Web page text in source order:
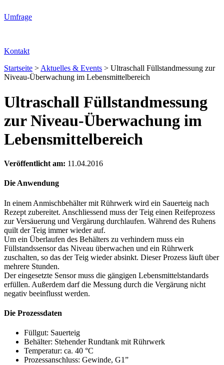
Umfrage
Kontakt
Startseite > Aktuelles & Events > Ultraschall Füllstandmessung zur
Niveau-Überwachung im Lebensmittelbereich
Ultraschall Füllstandmessung
zur Niveau-Überwachung im
Lebensmittelbereich
Veröffentlicht am: 11.04.2016
Die Anwendung
In einem Anmischbehälter mit Rührwerk wird ein Sauerteig nach
Rezept zubereitet. Anschliessend muss der Teig einen Reifeprozess
zur Versäuerung und Vergärung durchlaufen. Während des Ruhens
quilt der Teig immer wieder auf.
Um ein Überlaufen des Behälters zu verhindern muss ein
Füllstandssensor das Niveau überwachen und ein Rührwerk
zuschalten, so das der Teig wieder absinkt. Dieser Prozess läuft über
mehrere Stunden.
Der eingesetzte Sensor muss die gängigen Lebensmittelstandards
erfüllen. Außerdem darf die Messung durch die Vergärung nicht
negativ beeinflusst werden.
Die Prozessdaten
Füllgut: Sauerteig
Behälter: Stehender Rundtank mit Rührwerk
Temperatur: ca. 40 °C
Prozessanschluss: Gewinde, G1”